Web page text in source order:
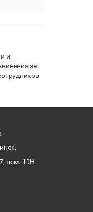
и
за
пом. 10Н